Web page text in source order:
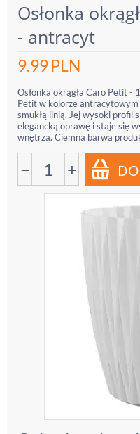
Osłonka
- antracyt
9.99PLN
Osłonka okrągła Caro Petit -
Petit w kolorze
smukłą linią. Jej wysoki profil
elegancką oprawę i staje się
wnętrza. Ciemna barwa
− +